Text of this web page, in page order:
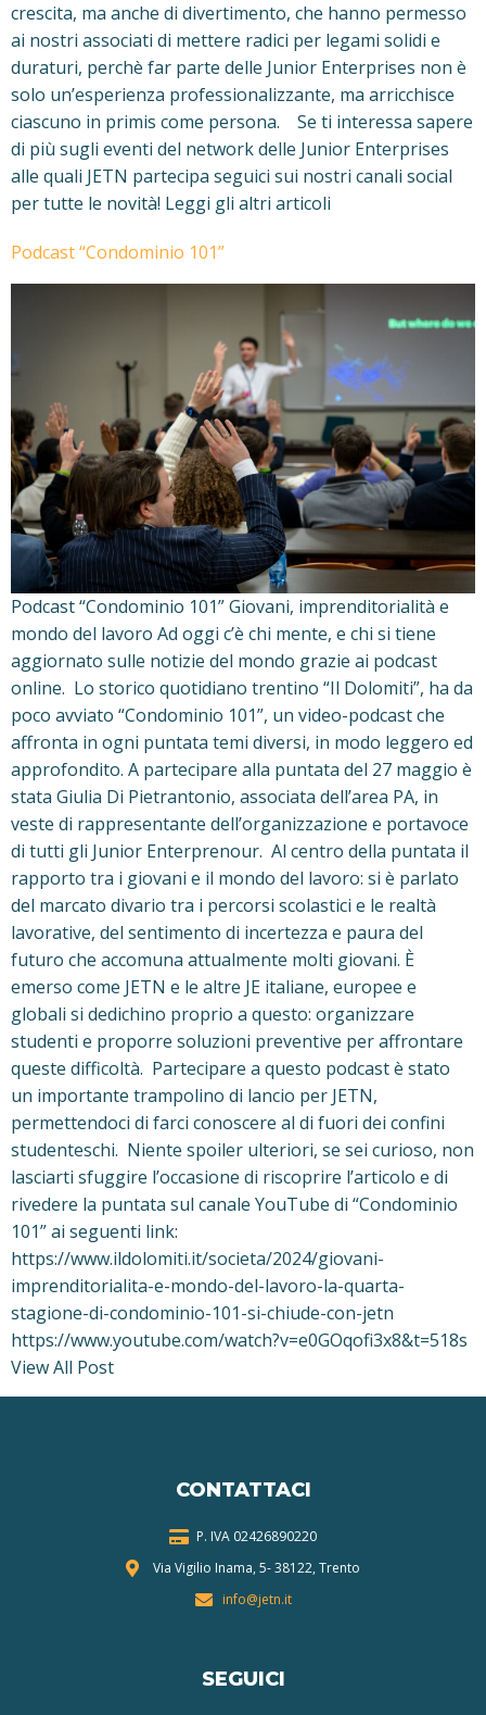
crescita, ma anche di divertimento, che hanno permesso
ai nostri associati di mettere radici per legami solidi e
duraturi, perchè far parte delle Junior Enterprises non è
solo un’esperienza professionalizzante, ma arricchisce
ciascuno in primis come persona. Se ti interessa sapere
di più sugli eventi del network delle Junior Enterprises
alle quali JETN partecipa seguici sui nostri canali social
per tutte le novità! Leggi gli altri articoli
Podcast “Condominio 101”
Podcast “Condominio 101” Giovani, imprenditorialità e
mondo del lavoro Ad oggi c’è chi mente, e chi si tiene
aggiornato sulle notizie del mondo grazie ai podcast
online. Lo storico quotidiano trentino “Il Dolomiti”, ha da
poco avviato “Condominio 101”, un video-podcast che
affronta in ogni puntata temi diversi, in modo leggero ed
approfondito. A partecipare alla puntata del 27 maggio è
stata Giulia Di Pietrantonio, associata dell’area PA, in
veste di rappresentante dell’organizzazione e portavoce
di tutti gli Junior Enterprenour. Al centro della puntata il
rapporto tra i giovani e il mondo del lavoro: si è parlato
del marcato divario tra i percorsi scolastici e le realtà
lavorative, del sentimento di incertezza e paura del
futuro che accomuna attualmente molti giovani. È
emerso come JETN e le altre JE italiane, europee e
globali si dedichino proprio a questo: organizzare
studenti e proporre soluzioni preventive per affrontare
queste difficoltà. Partecipare a questo podcast è stato
un importante trampolino di lancio per JETN,
permettendoci di farci conoscere al di fuori dei confini
studenteschi. Niente spoiler ulteriori, se sei curioso, non
lasciarti sfuggire l’occasione di riscoprire l’articolo e di
rivedere la puntata sul canale YouTube di “Condominio
101” ai seguenti link:
https://www.ildolomiti.it/societa/2024/giovani-
imprenditorialita-e-mondo-del-lavoro-la-quarta-
stagione-di-condominio-101-si-chiude-con-jetn
https://www.youtube.com/watch?v=e0GOqofi3x8&t=518s
View All Post
CONTATTACI
P. IVA 02426890220
Via Vigilio Inama, 5-38122, Trento
info@jetn.it
SEGUICI